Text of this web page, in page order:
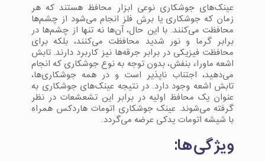
عینک‌های جوشکاری نوعی ابزار محافظ هستند که هر
زمان که جوشکاری یا برش فلز انجام می‌شود از چشم‌ها
محافظت می‌کنند. با این حال، آن‌ها نه تنها از چشم‌ها در
برابر گرما و نور شدید محافظت می‌کنند، بلکه برای
محافظت فیزیکی در برابر جرقه‌ها نیز کاربرد دارند. تابش
اشعه ماوراء بنفش، بدون توجه به نوع جوشکاری که انجام
می‌دهید، اجتناب ناپذیر است و در همه جوشکاری‌ها،
تابش اشعه وجود دارد. در نتیجه عینک‌های جوشکاری به
عنوان یک محافظ اولیه در برابر این تشعشعات در نظر
گرفته می‌شوند. عینک جوشکاری اتومات هاردکس همراه
با شیشه اتومات یدکی عرضه می‌گردد.
ویژگی‌ها: